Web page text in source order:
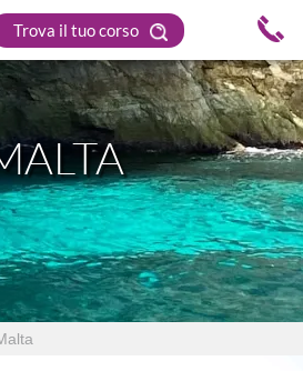
Trova il tuo corso